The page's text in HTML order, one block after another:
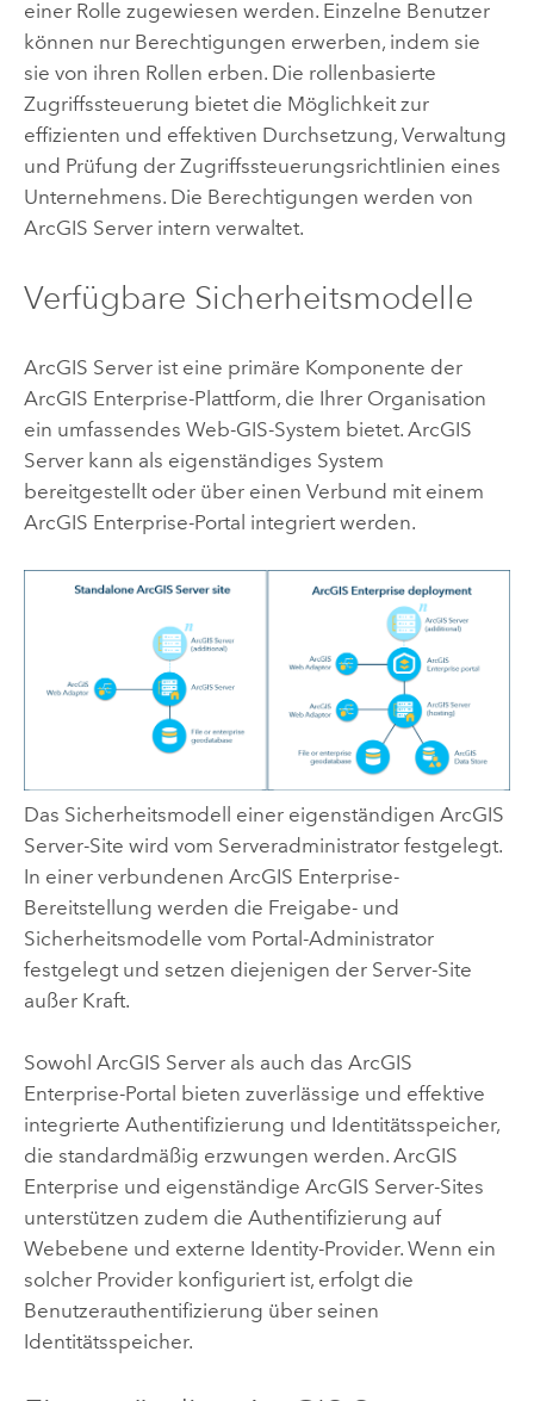
einer Rolle zugewiesen werden. Einzelne Benutzer
können nur Berechtigungen erwerben, indem sie
sie von ihren Rollen erben. Die rollenbasierte
Zugriffssteuerung bietet die Möglichkeit zur
effizienten und effektiven Durchsetzung, Verwaltung
und Prüfung der Zugriffssteuerungsrichtlinien eines
Unternehmens. Die Berechtigungen werden von
ArcGIS Serverintern verwaltet.
Verfügbare Sicherheitsmodelle
ArcGIS Serverist eine primäre Komponente der
ArcGIS Enterprise-Plattform, die Ihrer Organisation
ein umfassendes Web-GIS-System bietet. ArcGIS
Serverkann als eigenständiges System
bereitgestellt oder über einen Verbund mit einem
ArcGIS Enterprise-Portal integriert werden.
Das Sicherheitsmodell einer eigenständigen ArcGIS
Server-Site wird vom Serveradministrator festgelegt.
In einer verbundenen ArcGIS Enterprise-
Bereitstellung werden die Freigabe- und
Sicherheitsmodelle vom Portal-Administrator
festgelegt und setzen diejenigen der Server-Site
außer Kraft.
Sowohl ArcGIS Serverals auch das ArcGIS
Enterprise-Portal bieten zuverlässige und effektive
integrierte Authentifizierung und Identitätsspeicher,
die standardmäßig erzwungen werden. ArcGIS
Enterprise und eigenständige ArcGIS Server-Sites
unterstützen zudem die Authentifizierung auf
Webebene und externe Identity-Provider. Wenn ein
solcher Provider konfiguriert ist, erfolgt die
Benutzerauthentifizierung über seinen
Identitätsspeicher.